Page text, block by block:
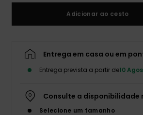
Adicionar ao cesto
Entrega em casa ou em
Entrega prevista a partir de10
Consulte a disponibilidade
Selecione um tamanho